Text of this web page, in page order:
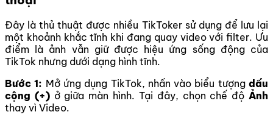
Đây là thủ thuật được nhiều TikToker sử dụng để lưu lại
một khoảnh khắc tĩnh khi đang quay video với filter. Ưu
điểm là ảnh vẫn giữ được hiệu ứng sống động của
TikTok nhưng dưới dạng hình tĩnh.
Bước 1: Mở ứng dụng TikTok, nhấn vào biểu tượngdấu
cộng (+)ở giữa màn hình. Tại đây, chọn chế độẢnh
thay vì Video.